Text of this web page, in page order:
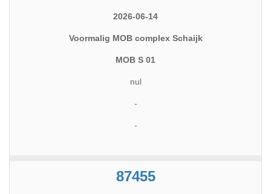
2026-06-14
Voormalig MOB complex Schaijk
MOB S 01
nul
-
-
87455